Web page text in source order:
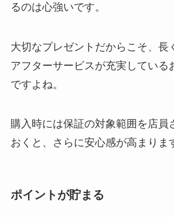
るのは心強いです。
大切なプレゼントだからこそ、長
アフターサービスが充実している
ですよね。
購入時には保証の対象範囲を店員
おくと、さらに安心感が高まりま
ポイントが貯まる